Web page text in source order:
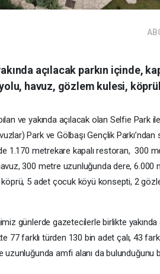
açılacak parkın içinde,
havuz, gözlem kulesi,
ve yakında açılacak olan Selfie Park
Park ve Gölbaşı Gençlik
1.170 metrekare kapalı restoran, 300
300 metre uzunluğunda dere, 6.000
5 adet çocuk köyü konsepti, 2
günlerde gazetecilerle birlikte yakında
77 farklı türden 130 bin adet çalı, 43
amfi alanı da bulunduğunu